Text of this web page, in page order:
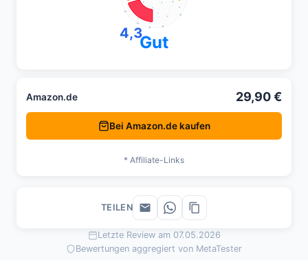
Letzte Review am 07.05.2026
Bewertungen aggregiert von MetaTester
4,3Gut
Amazon.de 29,90 €
Bei Amazon.de kaufen
* Affiliate-Links
TEILEN